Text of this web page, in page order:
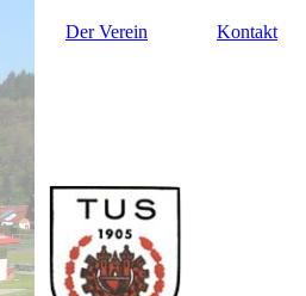
Der Verein Kontakt